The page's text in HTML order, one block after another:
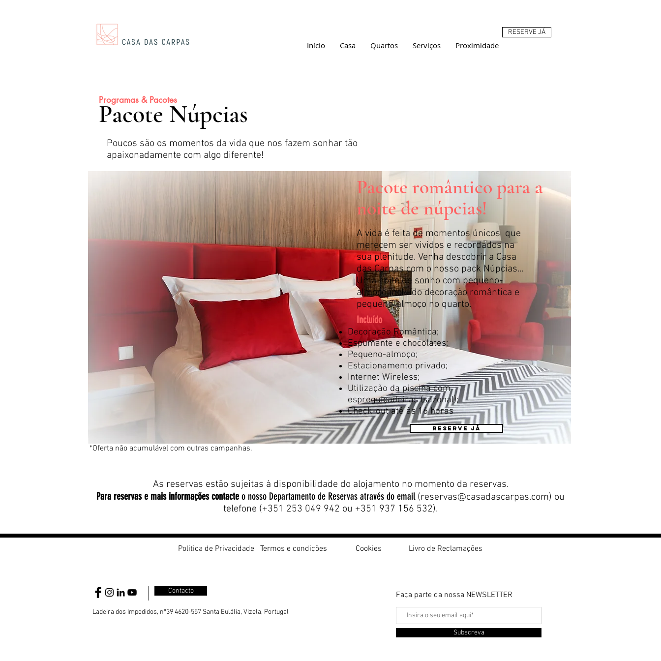
Início Casa Quartos Serviços Proximidade
RESERVE JÁ
Programas & Pacotes
Pacote Núpcias
Poucos são os momentos da vida que nos fazem sonhar tão
apaixonadamente com algo diferente!
Pacote romântico para a
noite de núpcias!
A vida é feita de momentos únicos que
merecem ser vividos e recordados na
sua plenitude. Venha descobrir a Casa
das Carpas com o nosso pack Núpcias...
Uma noite de sonho com pequeno-
almoço incluído decoração romântica e
pequeno-almoço no quarto.
Incluído
Decoração Romântica;
Espumante e chocolates;
Pequeno-almoço;
Estacionamento privado;
Internet Wireless;
Utilização da piscina com
espreguiçadeiras (sazonal);
Check-out até às 16 horas
Reserve já
*Oferta não acumulável com outras campanhas.
As reservas estão sujeitas à disponibilidade do alojamento no momento da reservas.
Para reservas e mais informações contacteo nosso Departamento de Reservas através do email (reservas@casadascarpas.com) ou
telefone (+351 253 049 942 ou +351 937 156 532).
Politica de Privacidade Termos e condições
Contacto
Ladeira dos Impedidos, nº39 4620-557 Santa Eulália, Vizela, Portugal
Cookies Livro de Reclamações
Faça parte da nossa NEWSLETTER
Subscreva